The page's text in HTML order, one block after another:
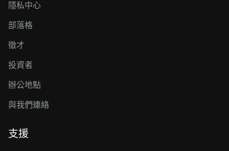
隱私中心
部落格
徵才
投資者
辦公地點
與我們連絡
支援